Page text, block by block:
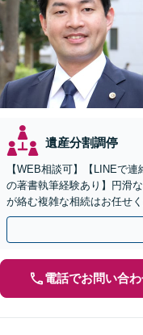
遺産分割調停
【WEB相談可】【LINEで
の著書執筆経験あり】円滑
が絡む複雑な相続はお任せ
業承継も対応可能【休日・
電話でお問い合